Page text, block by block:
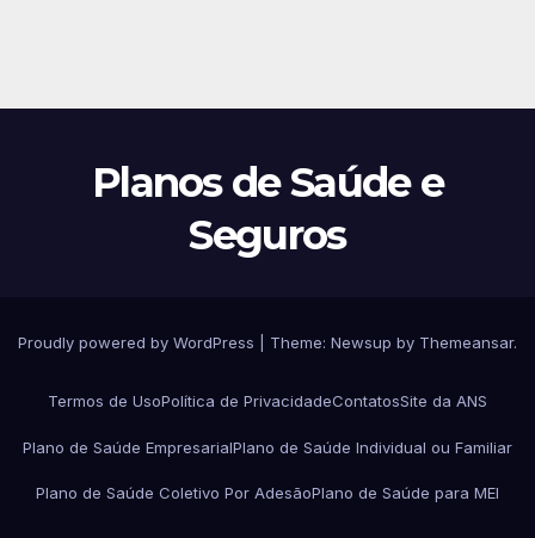
Planos de Saúde e
Seguros
Proudly powered by WordPress Theme: Newsup by Themeansar.
Termos de UsoPolítica de PrivacidadeContatosSite da ANS
Plano de Saúde EmpresarialPlano de Saúde Individual ou Familiar
Plano de Saúde Coletivo Por AdesãoPlano de Saúde para MEI